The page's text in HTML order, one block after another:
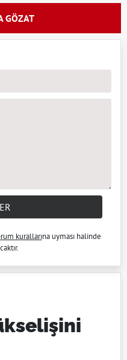
GÖZAT
kurallarına uyması halinde